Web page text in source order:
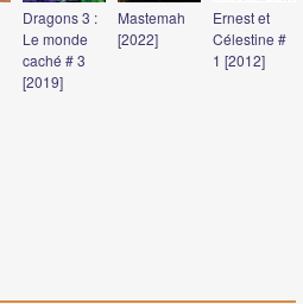
Dragons 3 :
Le monde
caché # 3
[2019]
Mastemah
[2022]
Ernest et
Célestine #
1 [2012]